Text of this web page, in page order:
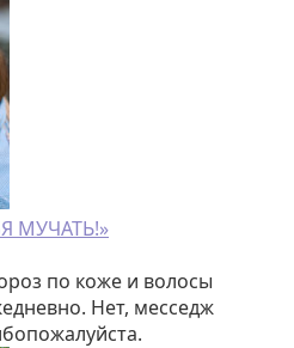
МУЧАТЬ!»
по коже и волосы
Нет, месседж